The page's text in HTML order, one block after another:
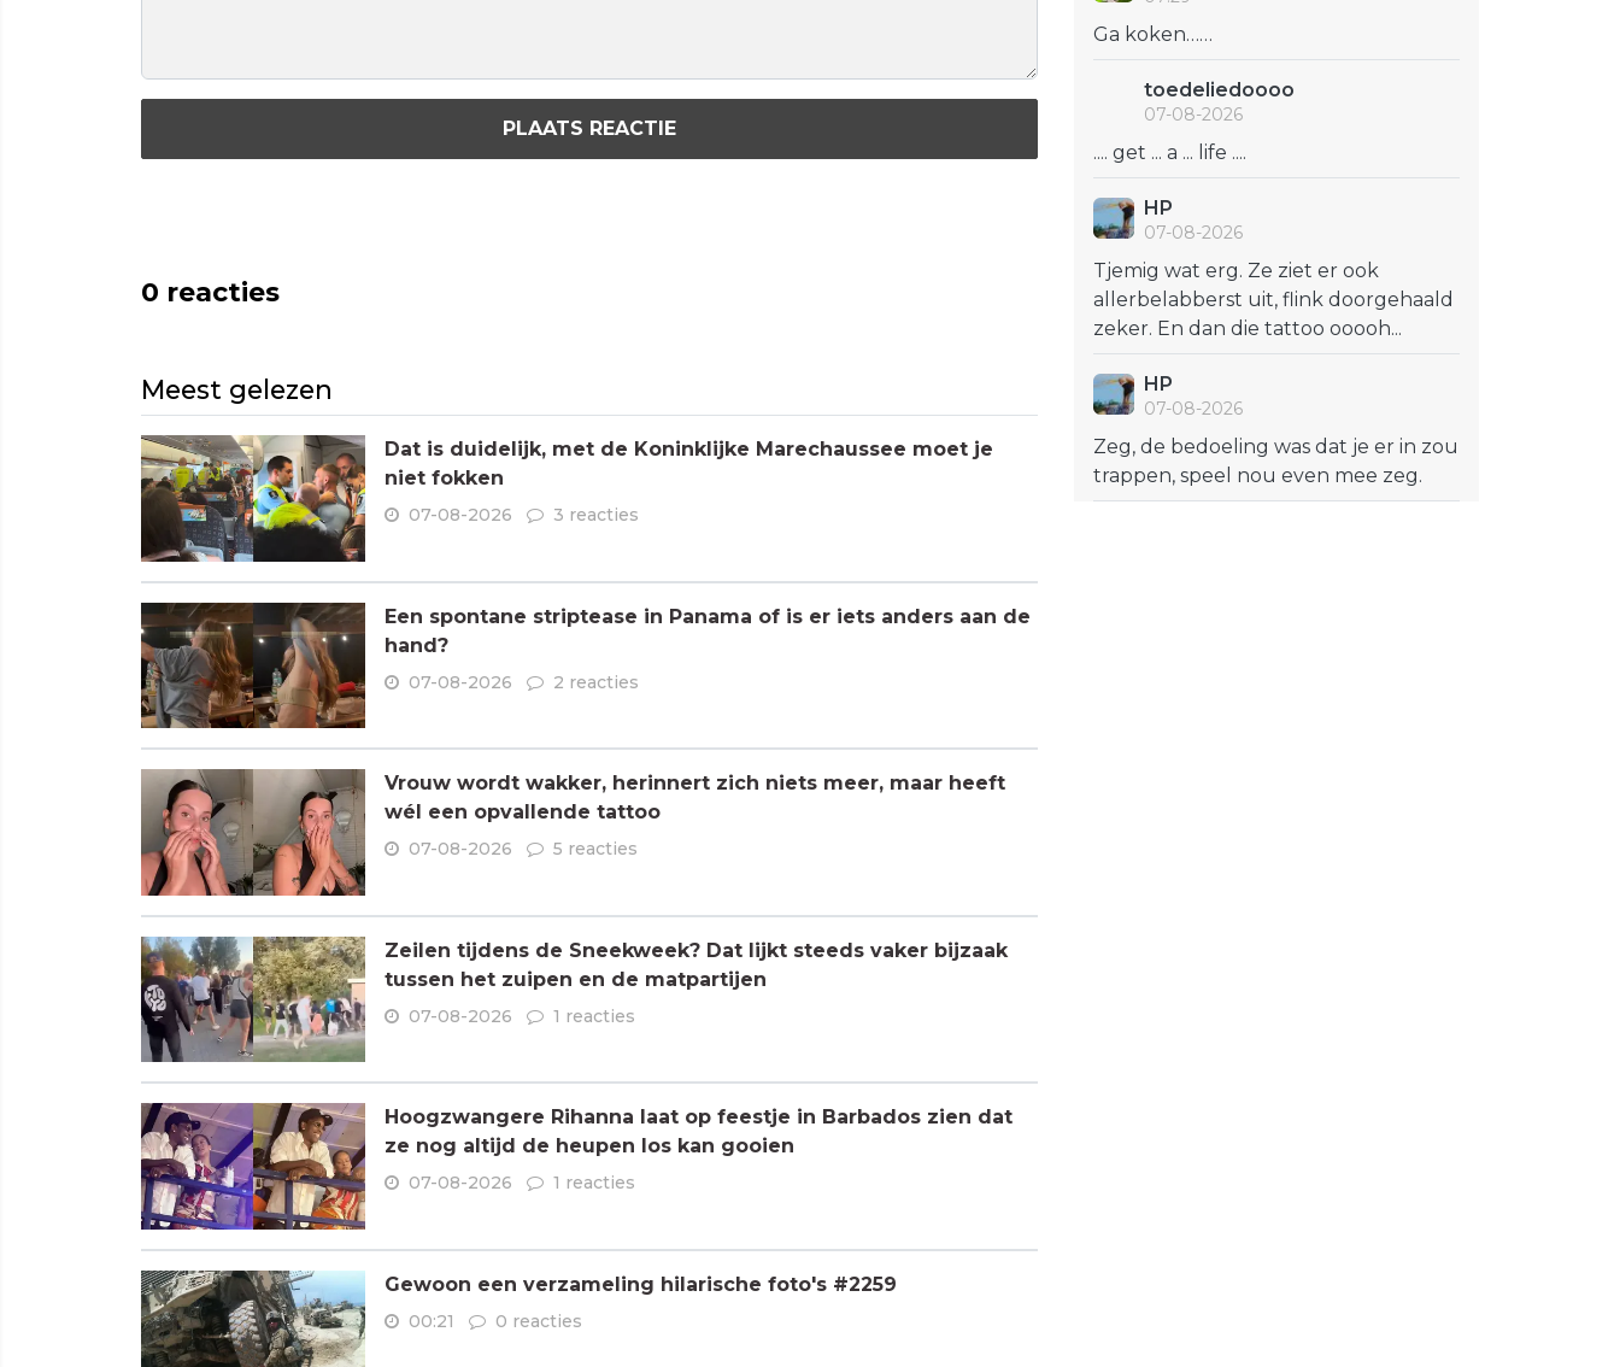
PLAATS REACTIE
0 reacties
Meest gelezen
Dat is duidelijk, met de Koninklijke Marechaussee moet je
niet fokken
07-08-2026 3 reacties
Een spontane striptease in Panama of is er iets anders aan de
hand?
07-08-2026 2 reacties
Vrouw wordt wakker, herinnert zich niets meer, maar heeft
wél een opvallende tattoo
07-08-2026 5 reacties
Zeilen tijdens de Sneekweek? Dat lijkt steeds vaker bijzaak
tussen het zuipen en de matpartijen
07-08-2026 1 reacties
Hoogzwangere Rihanna laat op feestje in Barbados zien dat
ze nog altijd de heupen los kan gooien
07-08-2026 1 reacties
Gewoon een verzameling hilarische foto's #2259
00:21 0 reacties
Ga koken……
toedeliedoooo
07-08-2026
.... get ... a ... life ....
HP
07-08-2026
Tjemig wat erg. Ze ziet er ook
allerbelabberst uit, flink doorgehaald
zeker. En dan die tattoo ooooh...
HP
07-08-2026
Zeg, de bedoeling was dat je er in zou
trappen, speel nou even mee zeg.